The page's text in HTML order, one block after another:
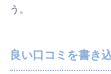
う。
良い口コミを書き